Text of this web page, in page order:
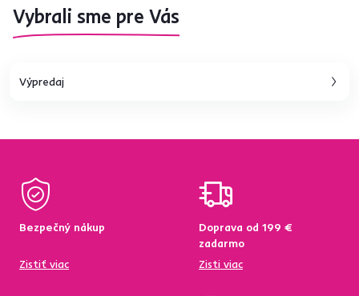
Vybrali sme pre Vás
Výpredaj
Bezpečný nákup
Zistiť viac
Doprava od 199 €
zadarmo
Zisti viac